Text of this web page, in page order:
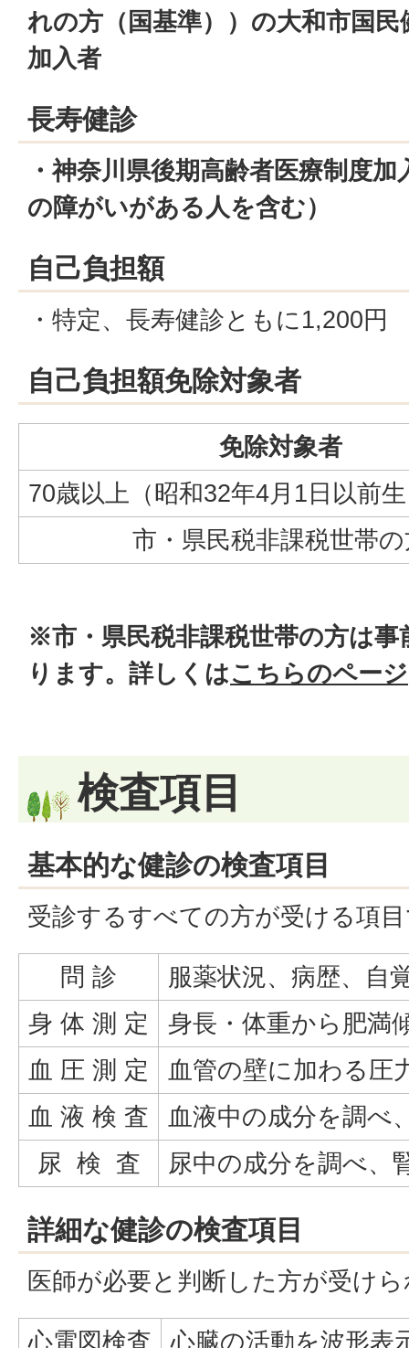
れの方（国基準））の大和市国民
加入者
長寿健診
・神奈川県後期高齢者医療制度
の障がいがある人を含む）
自己負担額
・特定、長寿健診ともに1,200円
自己負担額免除対象者
免除対象者
70歳以上（昭和32年4月1日以前
市・県民税非課税世帯
※市・県民税非課税世帯の方は事
ります。詳しくはこちらのページ
検査項目
基本的な健診の検査項目
受診するすべての方が受ける項
問 診
服薬状況、病歴、自
身 体 測 定
身長・体重から肥満
血 圧 測 定
血管の壁に加わる圧
血 液 検 査
血液中の成分を調べ
尿 検 査
尿中の成分を調べ、
詳細な健診の検査項目
医師が必要と判断した方が受け
心電図検査 心臓の活動を波形表